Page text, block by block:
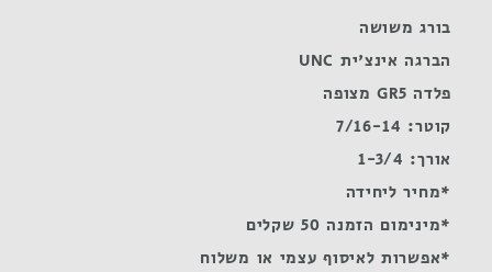
מצופה
בורג משושה
הברגה אינצ'ית UNC
פלדה GR5 מצופה
קוטר: 7/16-14
אורך: 1-3/4
*מחיר ליחידה
*מינימום הזמנה 50 שקלים
*אפשרות לאיסוף עצמי או משלוח